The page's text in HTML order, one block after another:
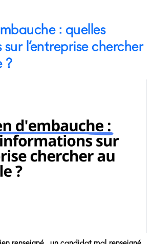
: quelles
l’entreprise chercher
?